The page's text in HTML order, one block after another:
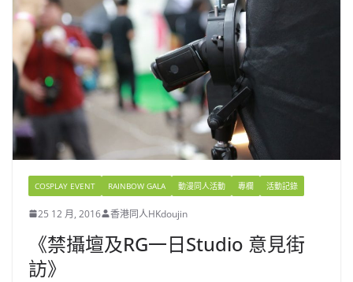
COSPLAY EVENT RAINBOW GALA 動漫同人活動 專欄 活動記錄
25 12 月, 2016 香港同人HKdoujin
《禁攝壇及RG一日Studio 意見街
訪》